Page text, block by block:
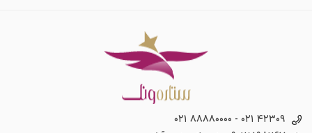
۰۲۱ ۸۸۸۸۰۰۰۰ - ۰۲۱ ۴۲۳۰۹